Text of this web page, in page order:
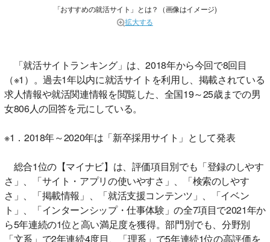
「おすすめの就活サイト」とは？（画像はイメージ)
拡大する
「就活サイトランキング」は、2018年から今回で8回目
（※1）。過去1年以内に就活サイトを利用し、掲載されている
求人情報や就活関連情報を閲覧した、全国19～25歳までの男
女806人の回答を元にしている。
※1．2018年～2020年は「新卒採用サイト」として発表
総合1位の【マイナビ】は、評価項目別でも「登録のしやす
さ」、「サイト・アプリの使いやすさ」、「検索のしやす
さ」、「掲載情報」、「就活支援コンテンツ」、「イベン
ト」、「インターンシップ・仕事体験」の全7項目で2021年か
ら5年連続の1位と高い満足度を獲得。部門別でも、分野別
「文系」で2年連続4度目、「理系」で5年連続1位の高評価を